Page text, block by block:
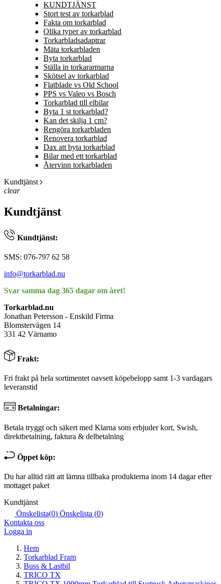
KUNDTJÄNST
Stort test av torkarblad
Fakta om torkarblad
Olika typer av torkarblad
Torkarbladsadaptrar
Mäta torkarbladen
Byta torkarblad
Ställa in torkararmarna
Skötsel av torkarblad
Flatblade vs Old School
PPS vs Valeo vs Bosch
Torkarblad till elbilar
Byta 1 st torkarblad?
Kan det skilja 1 cm?
Rengöra torkarbladen
Renovera torkarblad
Dax att byta torkarblad
Bilar med ett torkarblad
Återvinn torkarbladen
Kundtjänst
clear
Kundtjänst
Kundtjänst:
SMS: 076-797 62 58
info@torkarblad.nu
Svar samma dag 365 dagar om året!
Torkarblad.nu
Jonathan Petersson - Enskild Firma
Blomstervägen 14
331 42 Värnamo
Frakt:
Fri frakt på hela sortimentet oavsett köpebelopp samt 1-3 vardagars
leveranstid
Betalningar:
Betala tryggt och säkert med Klarna som erbjuder kort, Swish,
direktbetalning, faktura & delbetalning
Öppet köp:
Du har alltid rätt att lämna tillbaka produkterna inom 14 dagar efter
mottaget paket
Kundtjänst
Önskelista(0) Önskelista (0)
Kontakta oss
Logga in
Hem
Torkarblad Fram
Buss & Lastbil
TRICO TX